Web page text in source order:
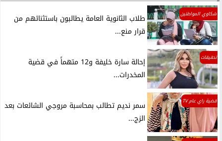
شكاوي المواطنين
طلاب الثانوية العامة يطالبون باستثنائهم من
قرار منع...
تحقيقات
إحالة سارة خليفة و12 متهماً في قضية
المخدرات...
قضية راي عام TV
سمر نديم تطالب بمحاسبة مروجي الشائعات بعد
الزج...